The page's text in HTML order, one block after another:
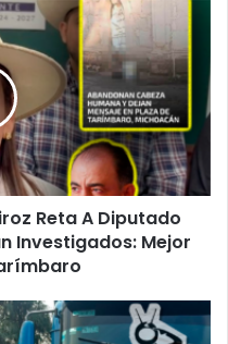
Reta A Diputado
Investigados: Mejor